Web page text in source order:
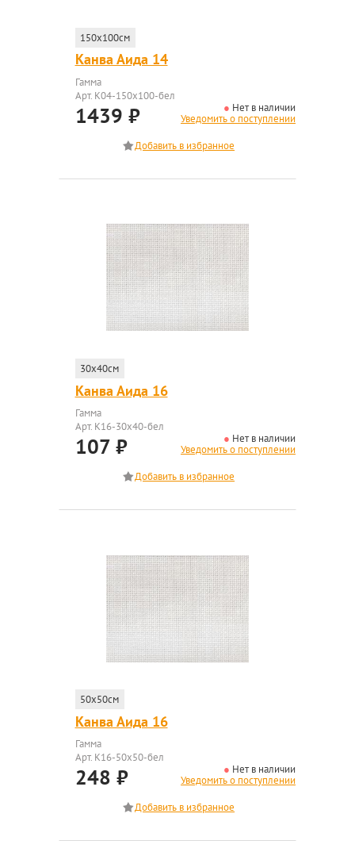
150x100см
Канва Аида 14
Гамма
Арт. K04-150x100-бел
1439 ₽
Нет в наличии
Уведомить о поступлении
30x40см
Канва Аида 16
Гамма
Арт. K16-30x40-бел
107 ₽
Нет в наличии
Уведомить о поступлении
50x50см
Канва Аида 16
Гамма
Арт. K16-50x50-бел
248 ₽
Нет в наличии
Уведомить о поступлении